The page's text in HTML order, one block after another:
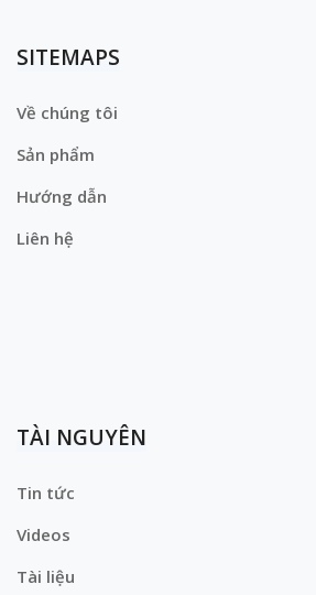
SITEMAPS
Về chúng tôi
Sản phẩm
Hướng dẫn
Liên hệ
TÀI NGUYÊN
Tin tức
Videos
Tài liệu